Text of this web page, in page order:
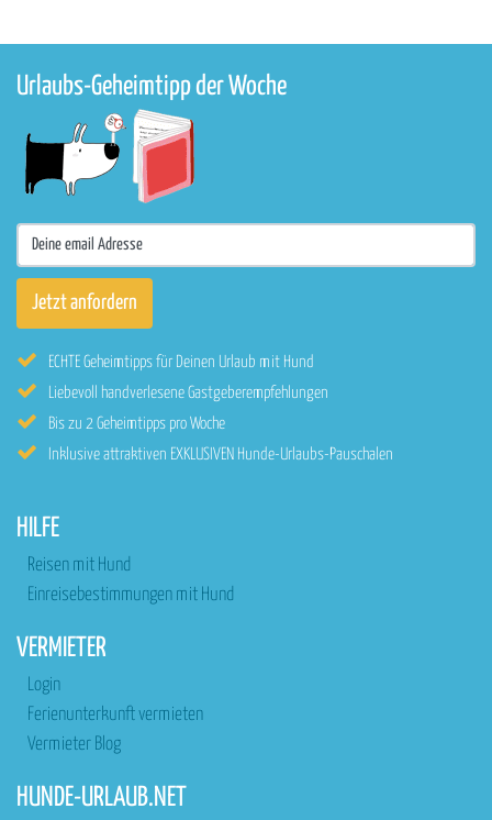
Urlaubs-Geheimtipp der Woche
ECHTE Geheimtipps für Deinen Urlaub mit Hund
Liebevoll handverlesene Gastgeberempfehlungen
Bis zu 2 Geheimtipps pro Woche
Inklusive attraktiven EXKLUSIVEN Hunde-Urlaubs-Pauschalen
HILFE
Reisen mit Hund
Einreisebestimmungen mit Hund
VERMIETER
Login
Ferienunterkunft vermieten
Vermieter Blog
HUNDE-URLAUB.NET